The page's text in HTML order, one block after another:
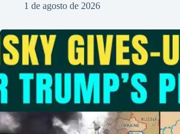
1 de agosto de 2026